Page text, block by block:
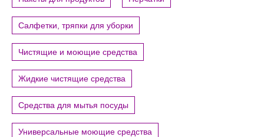
Салфетки, тряпки для уборки
Чистящие и моющие средства
Жидкие чистящие средства
Средства для мытья посуды
Универсальные моющие средства